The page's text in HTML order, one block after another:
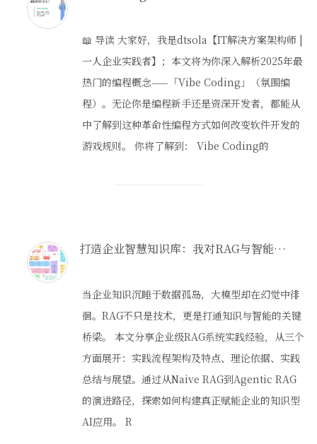
📖 导读 大家好，我是dtsola【IT解决方案架构师 |
一人企业实践者】；本文将为你深入解析2025年最
热门的编程概念——「Vibe Coding」（氛围编
程）。无论你是编程新手还是资深开发者，都能从
中了解到这种革命性编程方式如何改变软件开发的
游戏规则。 你将了解到： Vibe Coding的
打造企业智慧知识库：我对RAG与智能体协同的大模型应用架构思考
当企业知识沉睡于数据孤岛，大模型却在幻觉中徘
徊。RAG不只是技术，更是打通知识与智能的关键
桥梁。 本文分享企业级RAG系统实践经验，从三个
方面展开：实践流程架构及特点、理论依据、实践
总结与展望。通过从Naive RAG到Agentic RAG
的演进路径，探索如何构建真正赋能企业的知识型
AI应用。 R